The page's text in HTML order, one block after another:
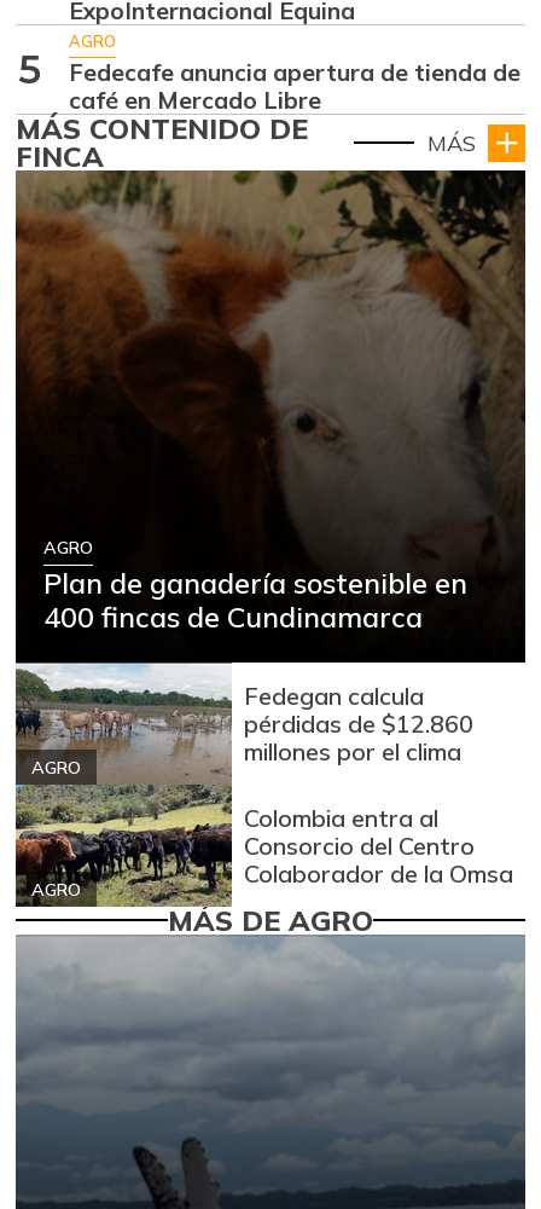
ExpoInternacional Equina
5
AGRO
Fedecafe anuncia apertura de tienda de
café en Mercado Libre
MÁS CONTENIDO DE
FINCA MÁS
AGRO
Plan de ganadería sostenible en
400 fincas de Cundinamarca
AGRO
Fedegan calcula
pérdidas de $12.860
millones por el clima
AGRO
Colombia entra al
Consorcio del Centro
Colaborador de la Omsa
MÁS DE AGRO